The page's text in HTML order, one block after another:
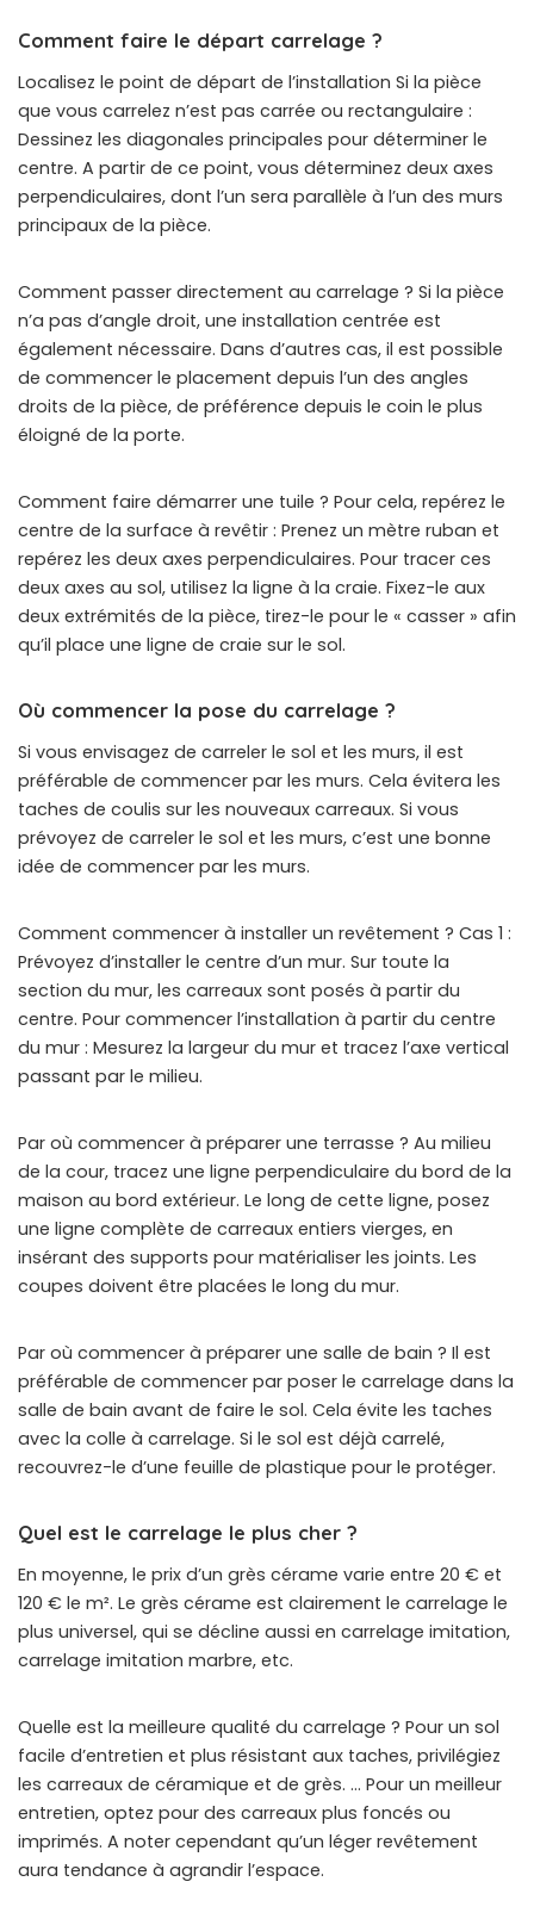
Comment faire le départ carrelage ?
Localisez le point de départ de l’installation Si la pièce
que vous carrelez n’est pas carrée ou rectangulaire :
Dessinez les diagonales principales pour déterminer le
centre. A partir de ce point, vous déterminez deux axes
perpendiculaires, dont l’un sera parallèle à l’un des murs
principaux de la pièce.
Comment passer directement au carrelage ? Si la pièce
n’a pas d’angle droit, une installation centrée est
également nécessaire. Dans d’autres cas, il est possible
de commencer le placement depuis l’un des angles
droits de la pièce, de préférence depuis le coin le plus
éloigné de la porte.
Comment faire démarrer une tuile ? Pour cela, repérez le
centre de la surface à revêtir : Prenez un mètre ruban et
repérez les deux axes perpendiculaires. Pour tracer ces
deux axes au sol, utilisez la ligne à la craie. Fixez-le aux
deux extrémités de la pièce, tirez-le pour le « casser » afin
qu’il place une ligne de craie sur le sol.
Où commencer la pose du carrelage ?
Si vous envisagez de carreler le sol et les murs, il est
préférable de commencer par les murs. Cela évitera les
taches de coulis sur les nouveaux carreaux. Si vous
prévoyez de carreler le sol et les murs, c’est une bonne
idée de commencer par les murs.
Comment commencer à installer un revêtement ? Cas 1 :
Prévoyez d’installer le centre d’un mur. Sur toute la
section du mur, les carreaux sont posés à partir du
centre. Pour commencer l’installation à partir du centre
du mur : Mesurez la largeur du mur et tracez l’axe vertical
passant par le milieu.
Par où commencer à préparer une terrasse ? Au milieu
de la cour, tracez une ligne perpendiculaire du bord de la
maison au bord extérieur. Le long de cette ligne, posez
une ligne complète de carreaux entiers vierges, en
insérant des supports pour matérialiser les joints. Les
coupes doivent être placées le long du mur.
Par où commencer à préparer une salle de bain ? Il est
préférable de commencer par poser le carrelage dans la
salle de bain avant de faire le sol. Cela évite les taches
avec la colle à carrelage. Si le sol est déjà carrelé,
recouvrez-le d’une feuille de plastique pour le protéger.
Quel est le carrelage le plus cher ?
En moyenne, le prix d’un grès cérame varie entre 20 € et
120 € le m². Le grès cérame est clairement le carrelage le
plus universel, qui se décline aussi en carrelage imitation,
carrelage imitation marbre, etc.
Quelle est la meilleure qualité du carrelage ? Pour un sol
facile d’entretien et plus résistant aux taches, privilégiez
les carreaux de céramique et de grès. … Pour un meilleur
entretien, optez pour des carreaux plus foncés ou
imprimés. A noter cependant qu’un léger revêtement
aura tendance à agrandir l’espace.